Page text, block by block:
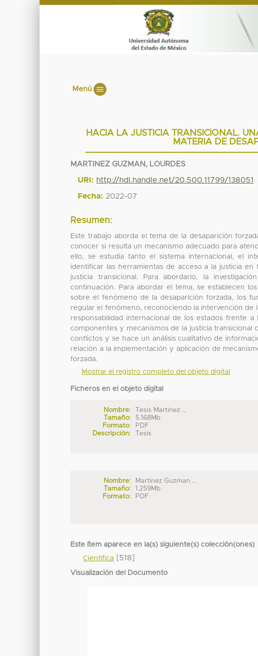
Menú
HACIA LA JUSTICIA TRANSICIONAL.
MATERIA DE
MARTINEZ GUZMAN, LOURDES
URI: http://hdl.handle.net/20.500.11799/138051
Fecha: 2022-07
Resumen:
Este trabajo aborda el tema de la desaparición
conocer si resulta un mecanismo adecuado para
ello, se estudia tanto el sistema internacional, el
identificar las herramientas de acceso a la justicia
justicia transicional. Para abordarlo, la
continuación. Para abordar el tema, se establecen
sobre el fenómeno de la desaparición forzada, los
regular el fenómeno, reconociendo la intervención de
responsabilidad internacional de los estados frente
componentes y mecanismos de la justicia
conflictos y se hace un análisis cualitativo de
relación a la implementación y aplicación de
forzada.
Mostrar el registro completo del objeto digital
Ficheros en el objeto digital
Nombre:
Tesis Martinez ...
Tamaño:
5.168Mb
Formato:
PDF
Descripción:
Tesis
Nombre:
Martinez Guzman ...
Tamaño:
1.259Mb
Formato:
PDF
Este ítem aparece en la(s) siguiente(s) colección(ones)
Científica [518]
Visualización del Documento